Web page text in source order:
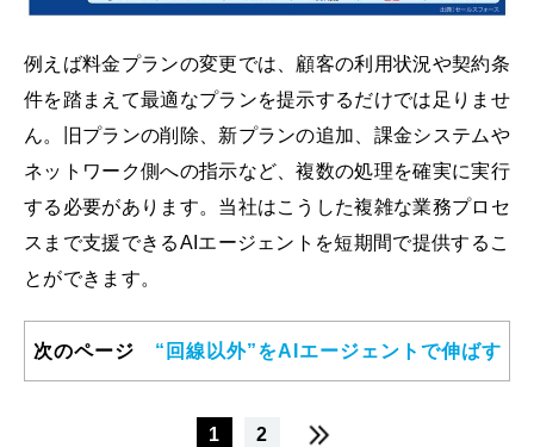
例えば料金プランの変更では、顧客の利用状況や契約条
件を踏まえて最適なプランを提示するだけでは足りませ
ん。旧プランの削除、新プランの追加、課金システムや
ネットワーク側への指示など、複数の処理を確実に実行
する必要があります。当社はこうした複雑な業務プロセ
スまで支援できるAIエージェントを短期間で提供するこ
とができます。
次のページ “回線以外”をAIエージェントで伸ばす
1 2